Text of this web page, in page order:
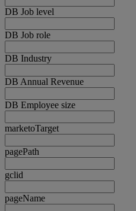
DB Job level
DB Job role
DB Industry
DB Annual Revenue
DB Employee size
marketoTarget
pagePath
gclid
pageName